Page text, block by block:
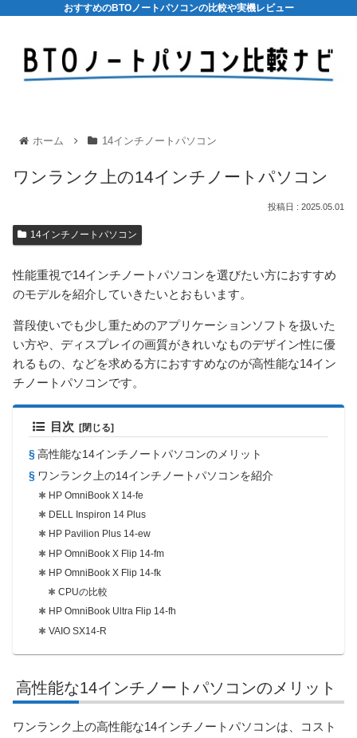
おすすめのBTOノートパソコンの比較や実機レビュー
ホーム 14インチノートパソコン
ワンランク上の14インチノートパソコン
2025.05.01
14インチノートパソコン
性能重視で14インチノートパソコンを選びたい方におすすめ
のモデルを紹介していきたいとおもいます。
普段使いでも少し重ためのアプリケーションソフトを扱いた
い方や、ディスプレイの画質がきれいなものデザイン性に優
れるもの、などを求める方におすすめなのが高性能な14イン
チノートパソコンです。
目次
高性能な14インチノートパソコンのメリット
ワンランク上の14インチノートパソコンを紹介
HP OmniBook X 14-fe
DELL Inspiron 14 Plus
HP Pavilion Plus 14-ew
HP OmniBook X Flip 14-fm
HP OmniBook X Flip 14-fk
CPUの比較
HP OmniBook Ultra Flip 14-fh
VAIO SX14-R
高性能な14インチノートパソコンのメリット
ワンランク上の高性能な14インチノートパソコンは、コスト